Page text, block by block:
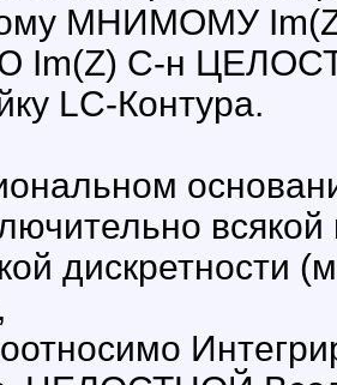
МНИМОМУ
С-н
LC-Контура.
дискретности